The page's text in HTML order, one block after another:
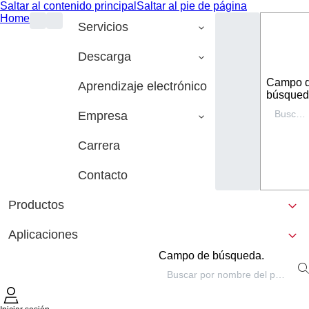
Saltar al contenido principal Saltar al pie de página
Home
Servicios
Descarga
Aprendizaje electrónico
Empresa
Carrera
Contacto
Campo
Productos
Aplicaciones
Campo de búsqueda.